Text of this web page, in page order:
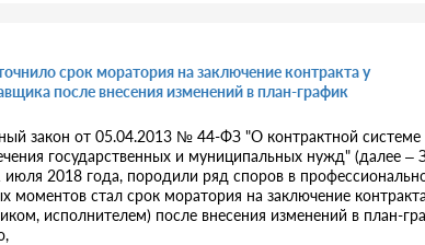
срок моратория на заключение контракта у
после внесения изменений в план-график
закон от 05.04.2013 № 44-ФЗ "О контрактной системе
государственных и муниципальных нужд" (далее
июля 2018 года, породили ряд споров в
моментов стал срок моратория на заключение
исполнителем) после внесения изменений в план-